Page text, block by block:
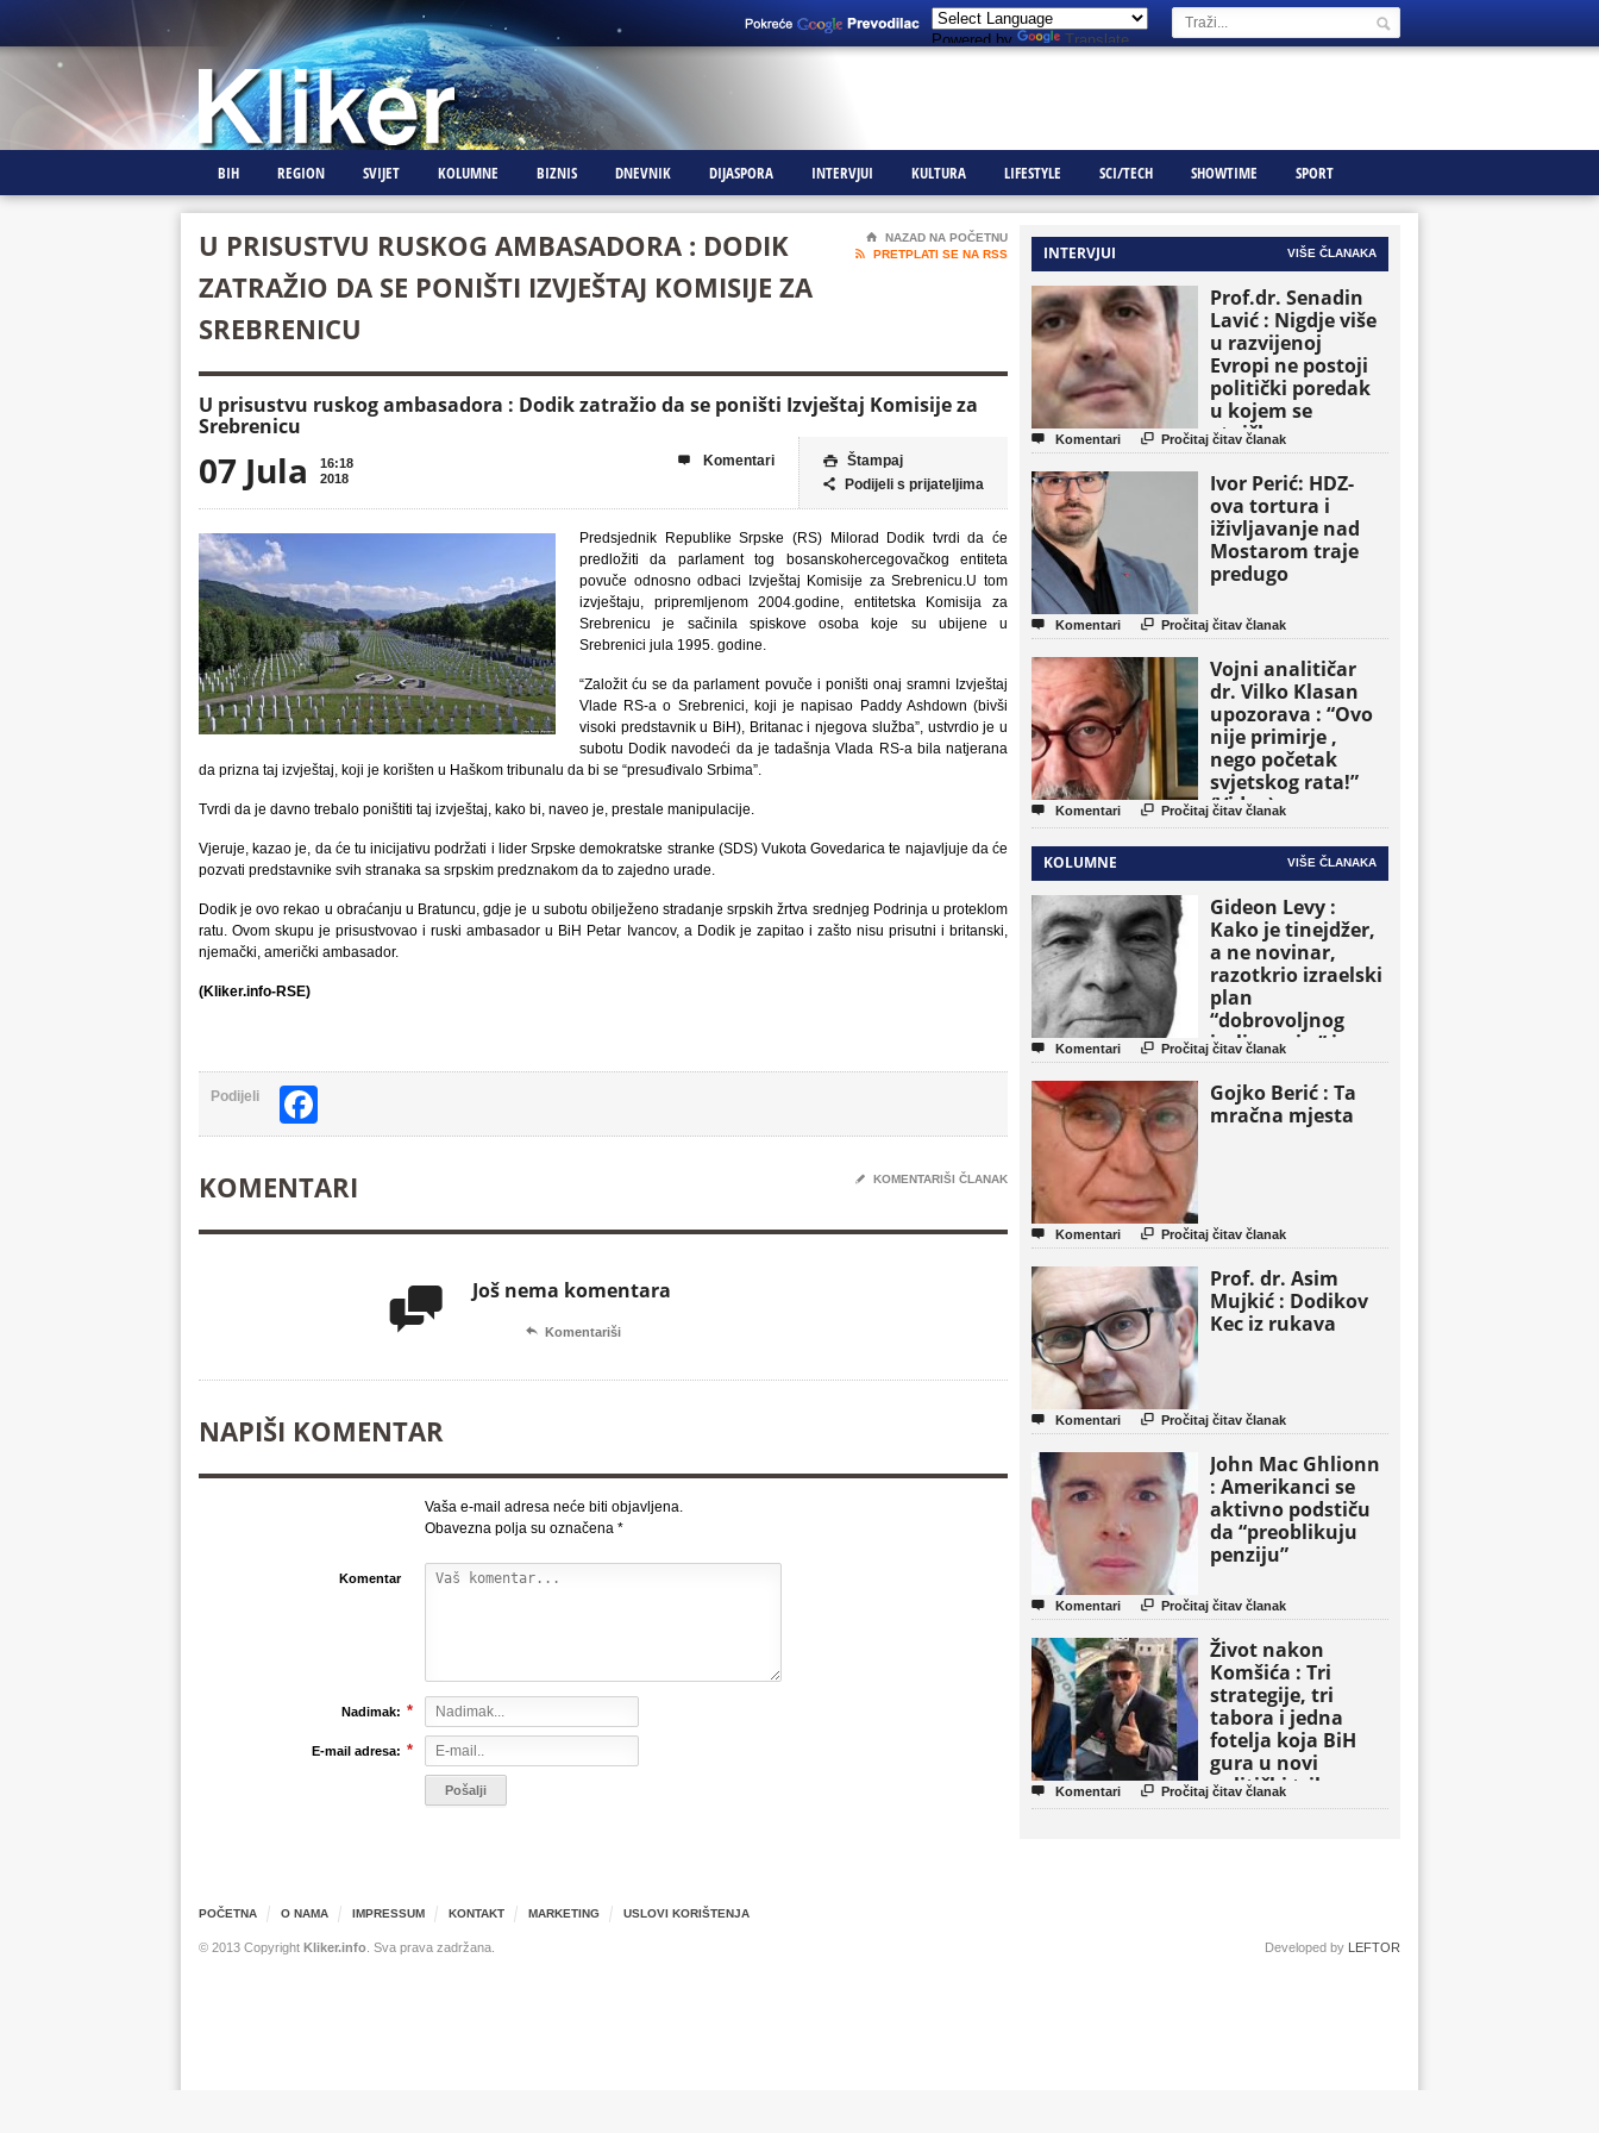
Powered by Translate
BIH REGION SVIJET KOLUMNE BIZNIS DNEVNIK DIJASPORA INTERVJUI KULTURA LIFESTYLE SCI/TECH SHOWTIME SPORT
U PRISUSTVU RUSKOG AMBASADORA : DODIK
ZATRAŽIO DA SE PONIŠTI IZVJEŠTAJ KOMISIJE ZA
SREBRENICU
⌂
NAZAD NA POČETNU

PRETPLATI SE NA RSS
U prisustvu ruskog ambasadora : Dodik zatražio da se poništi Izvještaj Komisije za
Srebrenicu
07 Jula
16:18
2018
 Štampaj
 Podijeli s prijateljima
 Komentari
Predsjednik Republike Srpske (RS) Milorad Dodik tvrdi da će
predložiti da parlament tog bosanskohercegovačkog entiteta
povuče odnosno odbaci Izvještaj Komisije za Srebrenicu.U tom
izvještaju, pripremljenom 2004.godine, entitetska Komisija za
Srebrenicu je sačinila spiskove osoba koje su ubijene u
Srebrenici jula 1995. godine.
“Založit ću se da parlament povuče i poništi onaj sramni Izvještaj
Vlade RS-a o Srebrenici, koji je napisao Paddy Ashdown (bivši
visoki predstavnik u BiH), Britanac i njegova služba”, ustvrdio je u
subotu Dodik navodeći da je tadašnja Vlada RS-a bila natjerana
da prizna taj izvještaj, koji je korišten u Haškom tribunalu da bi se “presuđivalo Srbima”.
Tvrdi da je davno trebalo poništiti taj izvještaj, kako bi, naveo je, prestale manipulacije.
Vjeruje, kazao je, da će tu inicijativu podržati i lider Srpske demokratske stranke (SDS) Vukota Govedarica te najavljuje da će
pozvati predstavnike svih stranaka sa srpskim predznakom da to zajedno urade.
Dodik je ovo rekao u obraćanju u Bratuncu, gdje je u subotu obilježeno stradanje srpskih žrtva srednjeg Podrinja u proteklom
ratu. Ovom skupu je prisustvovao i ruski ambasador u BiH Petar Ivancov, a Dodik je zapitao i zašto nisu prisutni i britanski,
njemački, američki ambasador.
(Kliker.info-RSE)
Podijeli
KOMENTARI ✎ KOMENTARIŠI ČLANAK
 Još nema komentara
 Komentariši
NAPIŠI KOMENTAR
Vaša e-mail adresa neće biti objavljena.
Obavezna polja su označena *
Komentar
Nadimak: *
E-mail adresa: *
INTERVJUI VIŠE ČLANAKA
Prof.dr. Senadin
Lavić : Nigdje više
u razvijenoj
Evropi ne postoji
politički poredak
u kojem se
etničke grupe
pojavljuju kao
osnovne političke
jedinice
 Komentari  Pročitaj čitav članak
Ivor Perić: HDZ-
ova tortura i
iživljavanje nad
Mostarom traje
predugo
 Komentari  Pročitaj čitav članak
Vojni analitičar
dr. Vilko Klasan
upozorava : “Ovo
nije primirje ,
nego početak
svjetskog rata!”
(Video)
 Komentari  Pročitaj čitav članak
KOLUMNE VIŠE ČLANAKA
Gideon Levy :
Kako je tinejdžer,
a ne novinar,
razotkrio izraelski
plan
“dobrovoljnog
iseljavanja ” iz
Gaze
 Komentari  Pročitaj čitav članak
Gojko Berić : Ta
mračna mjesta
 Komentari  Pročitaj čitav članak
Prof. dr. Asim
Mujkić : Dodikov
Kec iz rukava
 Komentari  Pročitaj čitav članak
John Mac Ghlionn
: Amerikanci se
aktivno podstiču
da “preoblikuju
penziju”
 Komentari  Pročitaj čitav članak
Život nakon
Komšića : Tri
strategije, tri
tabora i jedna
fotelja koja BiH
gura u novi
politički triler
 Komentari  Pročitaj čitav članak
POČETNA O NAMA IMPRESSUM KONTAKT MARKETING USLOVI KORIŠTENJA
© 2013 Copyright Kliker.info . Sva prava zadržana. Developed by LEFTOR